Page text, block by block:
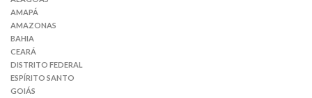
AMAPÁ
AMAZONAS
BAHIA
CEARÁ
DISTRITO FEDERAL
ESPÍRITO SANTO
GOIÁS